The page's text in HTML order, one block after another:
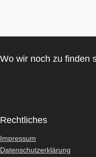
Wo wir noch zu finden
Rechtliches
Impressum
Datenschutzerklärung